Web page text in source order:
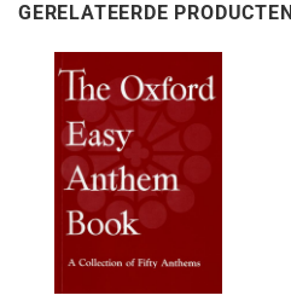
GERELATEERDE PRODUCTEN